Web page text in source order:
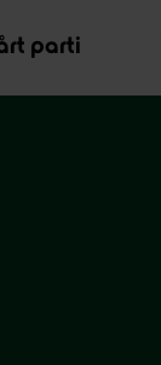
parti